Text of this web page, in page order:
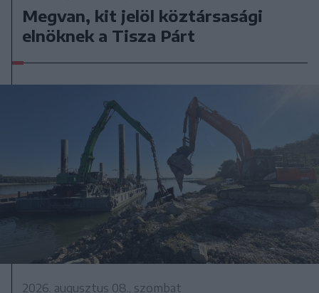
Megvan, kit jelöl köztársasági
elnöknek a Tisza Párt
2026. augusztus 08., szombat